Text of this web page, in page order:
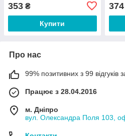
353 ₴
Купити
374
Про нас
99% позитивних з 99 відгуків
Працює з 28.04.2016
м. Дніпро
вул. Олександра Поля 103,